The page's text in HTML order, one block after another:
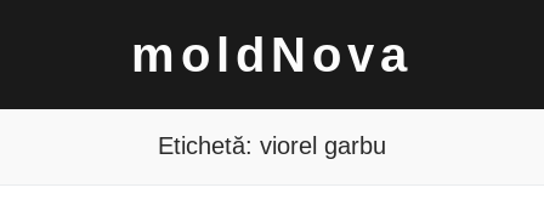
moldNova
Etichetă: viorel garbu